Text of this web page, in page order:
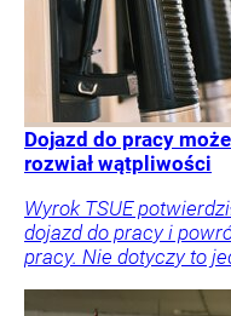
Dojazd do pracy
rozwiał wątpliwości
Wyrok TSUE
dojazd do pracy i
pracy. Nie dotyczy to